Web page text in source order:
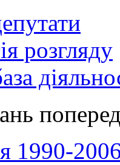
розгляду
1990-